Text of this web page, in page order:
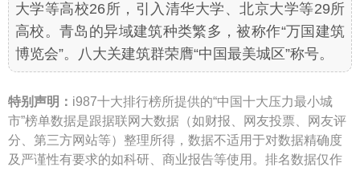
大学等高校26所，引入清华大学、北京大学等29所
高校。青岛的异域建筑种类繁多，被称作“万国建筑
博览会”。八大关建筑群荣膺“中国最美城区”称号。
特别声明： i987十大排行榜所提供的“中国十大压力最小城
市”榜单数据是跟据联网大数据（如财报、网友投票、网友评
分、第三方网站等）整理所得，数据不适用于对数据精确度
及严谨性有要求的如科研、商业报告等使用。排名数据仅作